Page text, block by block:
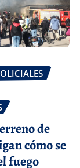
de
cómo se
fuego